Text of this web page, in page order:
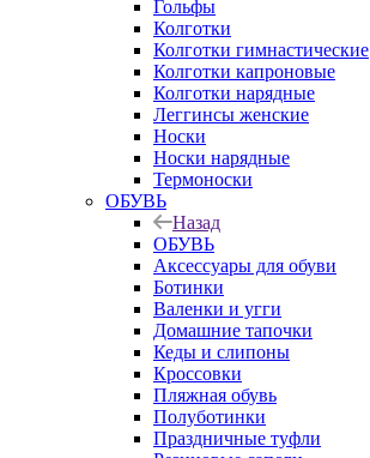
Гольфы
Колготки
Колготки гимнастические
Колготки капроновые
Колготки нарядные
Леггинсы женские
Носки
Носки нарядные
Термоноски
ОБУВЬ
Назад
ОБУВЬ
Аксессуары для обуви
Ботинки
Валенки и угги
Домашние тапочки
Кеды и слипоны
Кроссовки
Пляжная обувь
Полуботинки
Праздничные туфли